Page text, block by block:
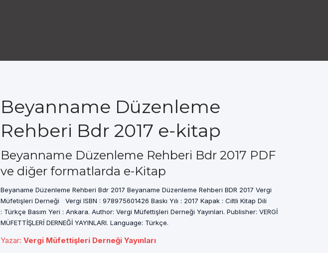
Beyanname Düzenleme
Rehberi Bdr 2017 e-kitap
Beyanname Düzenleme Rehberi Bdr 2017 PDF
ve diğer formatlarda e-Kitap
Beyaname Düzenleme Rehberi Bdr 2017 Beyaname Düzenleme Rehberi BDR 2017 Vergi
Müfetişleri Derneği Vergi ISBN : 978975601426 Baskı Yılı : 2017 Kapak : Ciltli Kitap Dili
: Türkçe Basım Yeri : Ankara. Author: Vergi Müfettişleri Derneği Yayınları. Publisher: VERGİ
MÜFETTİŞLERİ DERNEĞİ YAYINLARI. Language: Türkçe.
Yazar: Vergi Müfettişleri Derneği Yayınları